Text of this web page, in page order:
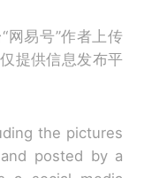
网易号”作者上传
提供信息发布平
the pictures
posted by a